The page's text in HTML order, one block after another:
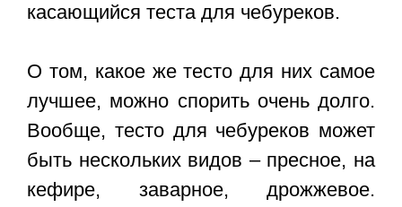
касающийся теста для чебуреков.
О том, какое же тесто для них самое
лучшее, можно спорить очень долго.
Вообще, тесто для чебуреков может
быть нескольких видов – пресное, на
кефире, заварное, дрожжевое.